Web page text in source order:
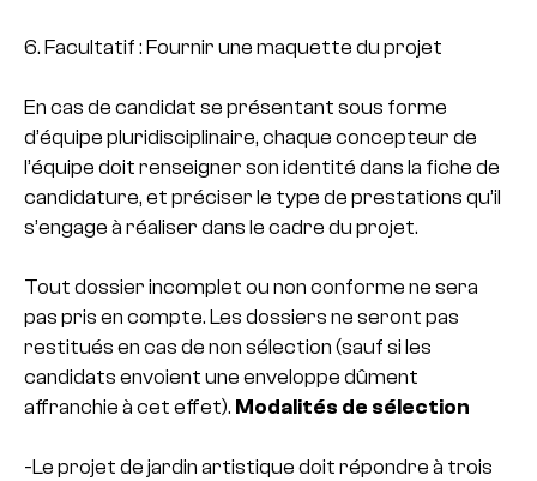
6. Facultatif : Fournir une maquette du projet
En cas de candidat se présentant sous forme
d’équipe pluridisciplinaire, chaque concepteur de
l’équipe doit renseigner son identité dans la fiche de
candidature, et préciser le type de prestations qu’il
s’engage à réaliser dans le cadre du projet.
Tout dossier incomplet ou non conforme ne sera
pas pris en compte. Les dossiers ne seront pas
restitués en cas de non sélection (sauf si les
candidats envoient une enveloppe dûment
affranchie à cet effet). Modalités de sélection
-Le projet de jardin artistique doit répondre à trois